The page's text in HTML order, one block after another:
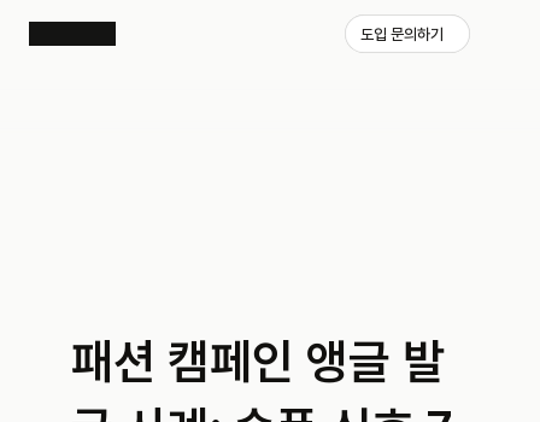
도입 문의하기
패션 캠페인 앵글 발